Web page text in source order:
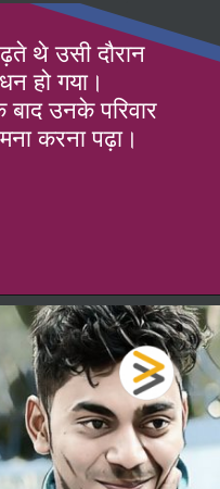
थे उसी दौरान
हो गया।
बाद उनके परिवार
करना पढ़ा।